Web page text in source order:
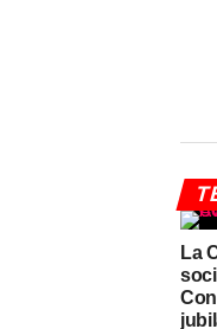
La